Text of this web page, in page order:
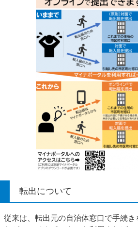
転出について
従来は、転出元の自治体窓口で手続